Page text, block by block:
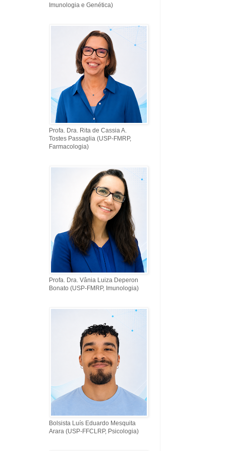
Imunologia e Genética)
Profa. Dra. Rita de Cassia A.
Tostes Passaglia (USP-FMRP,
Farmacologia)
Profa. Dra. Vânia Luiza Deperon
Bonato (USP-FMRP, Imunologia)
Bolsista Luís Eduardo Mesquita
Arara (USP-FFCLRP, Psicologia)